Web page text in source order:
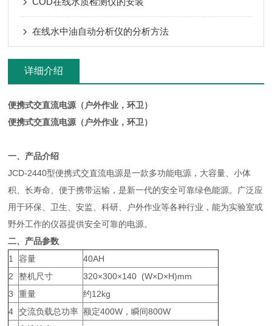
在线水中油自动分析仪的分析方法
详细介绍
便携式交直流电源（户外作业，环卫）​
便携式交直流电源（户外作业，环卫）
一、产品介绍
JCD-2440型便携式交直流电源是一款多功能电源，大容量、小体
积、长寿命、便于携带运输，是新一代的安全可靠绿色能源。广泛应
用于环保、卫生、安监、科研、户外作业等各种行业，能为实验室或
野外工作的仪器提供安全可靠的电源。
二、产品参数
1
容量
40AH
2
整机尺寸
320×300×140 (W×D×H)mm
3
重量
约12kg
4 交流负载总功率 额定400W，瞬间800W